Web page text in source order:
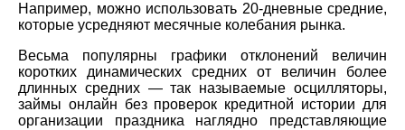
Например, можно использовать 20-дневные средние,
которые усредняют месячные колебания рынка.
Весьма популярны графики отклонений величин
коротких динамических средних от величин более
длинных средних — так называемые осцилляторы,
займы онлайн без проверок кредитной истории для
организации праздника наглядно представляющие